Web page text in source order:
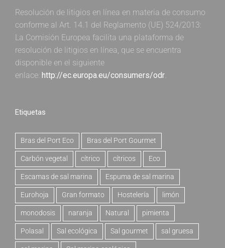
Resolución de litigios en línea en materia de consumo
conforme al Art. 14.1 del Reglamento (UE) 524/2013:
La Comisión Europea facilita una plataforma de
resolución de litigios en línea, que se encuentra
disponible en el siguiente
enlace: http://ec.europa.eu/consumers/odr.
Etiquetas
Bras del Port Eco Bras del Port Gourmet
Carbón vegetal cítrico cítricos Eco
Escamas de sal marina Espuma de sal marina
Eurohoja Gran formato Hostelería limón
monodosis naranja Natural pimienta
Polasal Sal ecológica Sal gourmet sal gruesa